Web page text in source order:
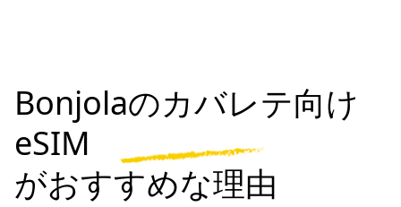
Bonjolaのカバレテ向け
eSIM
がおすすめな理由